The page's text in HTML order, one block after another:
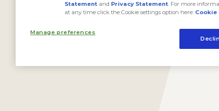
Statement and Privacy Statement. For more
at any time click the Cookie settings option here:
Manage preferences